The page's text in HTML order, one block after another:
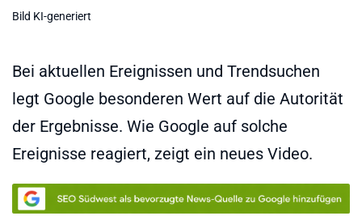
Bild KI-generiert
Bei aktuellen Ereignissen und Trendsuchen
legt Google besonderen Wert auf die Autorität
der Ergebnisse. Wie Google auf solche
Ereignisse reagiert, zeigt ein neues Video.